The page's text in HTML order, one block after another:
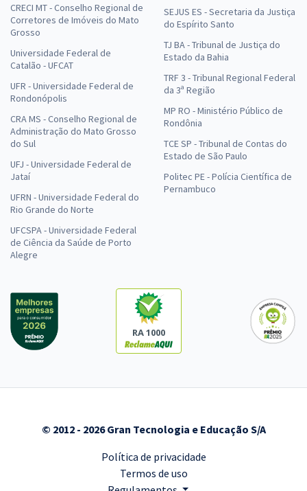
CRECI MT - Conselho Regional de
Corretores de Imóveis do Mato
Grosso
Universidade Federal de
Catalão - UFCAT
UFR - Universidade Federal de
Rondonópolis
CRA MS - Conselho Regional de
Administração do Mato Grosso
do Sul
UFJ - Universidade Federal de
Jataí
UFRN - Universidade Federal do
Rio Grande do Norte
UFCSPA - Universidade Federal
de Ciência da Saúde de Porto
Alegre
SEJUS ES - Secretaria da Justiça
do Espírito Santo
TJ BA - Tribunal de Justiça do
Estado da Bahia
TRF 3 - Tribunal Regional Federal
da 3ª Região
MP RO - Ministério Público de
Rondônia
TCE SP - Tribunal de Contas do
Estado de São Paulo
Politec PE - Polícia Científica de
Pernambuco
RA 1000
© 2012 - 2026 Gran Tecnologia e Educação S/A
Política de privacidade
Termos de uso